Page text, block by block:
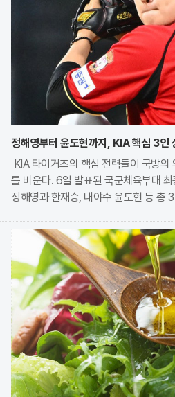
정해영부터 윤도현까지, KIA 핵심 3인
KIA 타이거즈의 핵심 전력들이 국방의
를 비운다. 6일 발표된 국군체육부대
정해영과 한재승, 내야수 윤도현 등 총
을 보였으나, 최종적으로 구단과